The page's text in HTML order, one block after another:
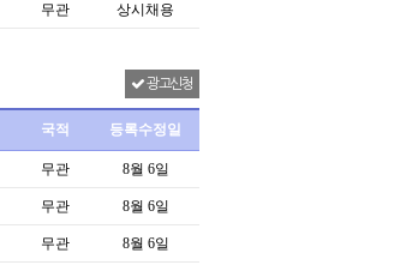
무관 상시채용
광고신청
국적 등록수정일
무관 8월 6일
무관 8월 6일
무관 8월 6일